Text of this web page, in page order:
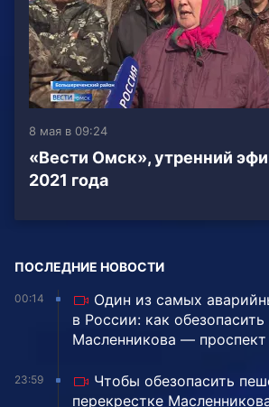
8 мая в 09:24
«Вести Омск», утренний
2021 года
ПОСЛЕДНИЕ НОВОСТИ
00:14
Один из самых
в России: как
Масленникова —
23:59
Чтобы обезопасить
перекрестке